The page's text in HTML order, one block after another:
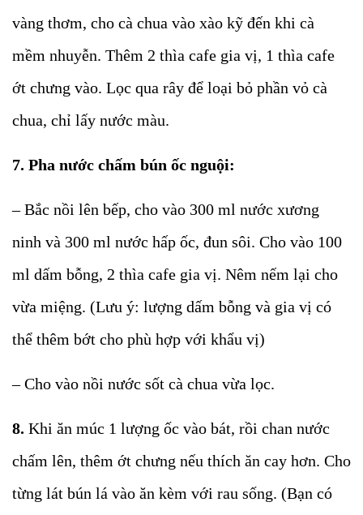
vàng thơm, cho cà chua vào xào kỹ đến khi cà
mềm nhuyễn. Thêm 2 thìa cafe gia vị, 1 thìa cafe
ớt chưng vào. Lọc qua rây để loại bỏ phần vỏ cà
chua, chỉ lấy nước màu.
7. Pha nước chấm bún ốc nguội:
– Bắc nồi lên bếp, cho vào 300 ml nước xương
ninh và 300 ml nước hấp ốc, đun sôi. Cho vào 100
ml dấm bỗng, 2 thìa cafe gia vị. Nêm nếm lại cho
vừa miệng. (Lưu ý: lượng dấm bỗng và gia vị có
thể thêm bớt cho phù hợp với khẩu vị)
– Cho vào nồi nước sốt cà chua vừa lọc.
8. Khi ăn múc 1 lượng ốc vào bát, rồi chan nước
chấm lên, thêm ớt chưng nếu thích ăn cay hơn. Cho
từng lát bún lá vào ăn kèm với rau sống. (Bạn có